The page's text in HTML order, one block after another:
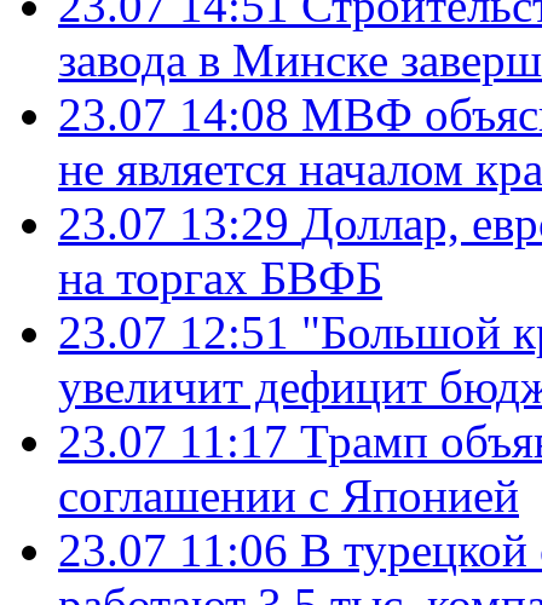
завода в Минске
23.07 14:08 МВФ
не является началом
23.07 13:29 Доллар,
на торгах БВФБ
23.07 12:51 "Большой
увеличит дефицит
23.07 11:17 Трамп
соглашении с Японией
23.07 11:06 В